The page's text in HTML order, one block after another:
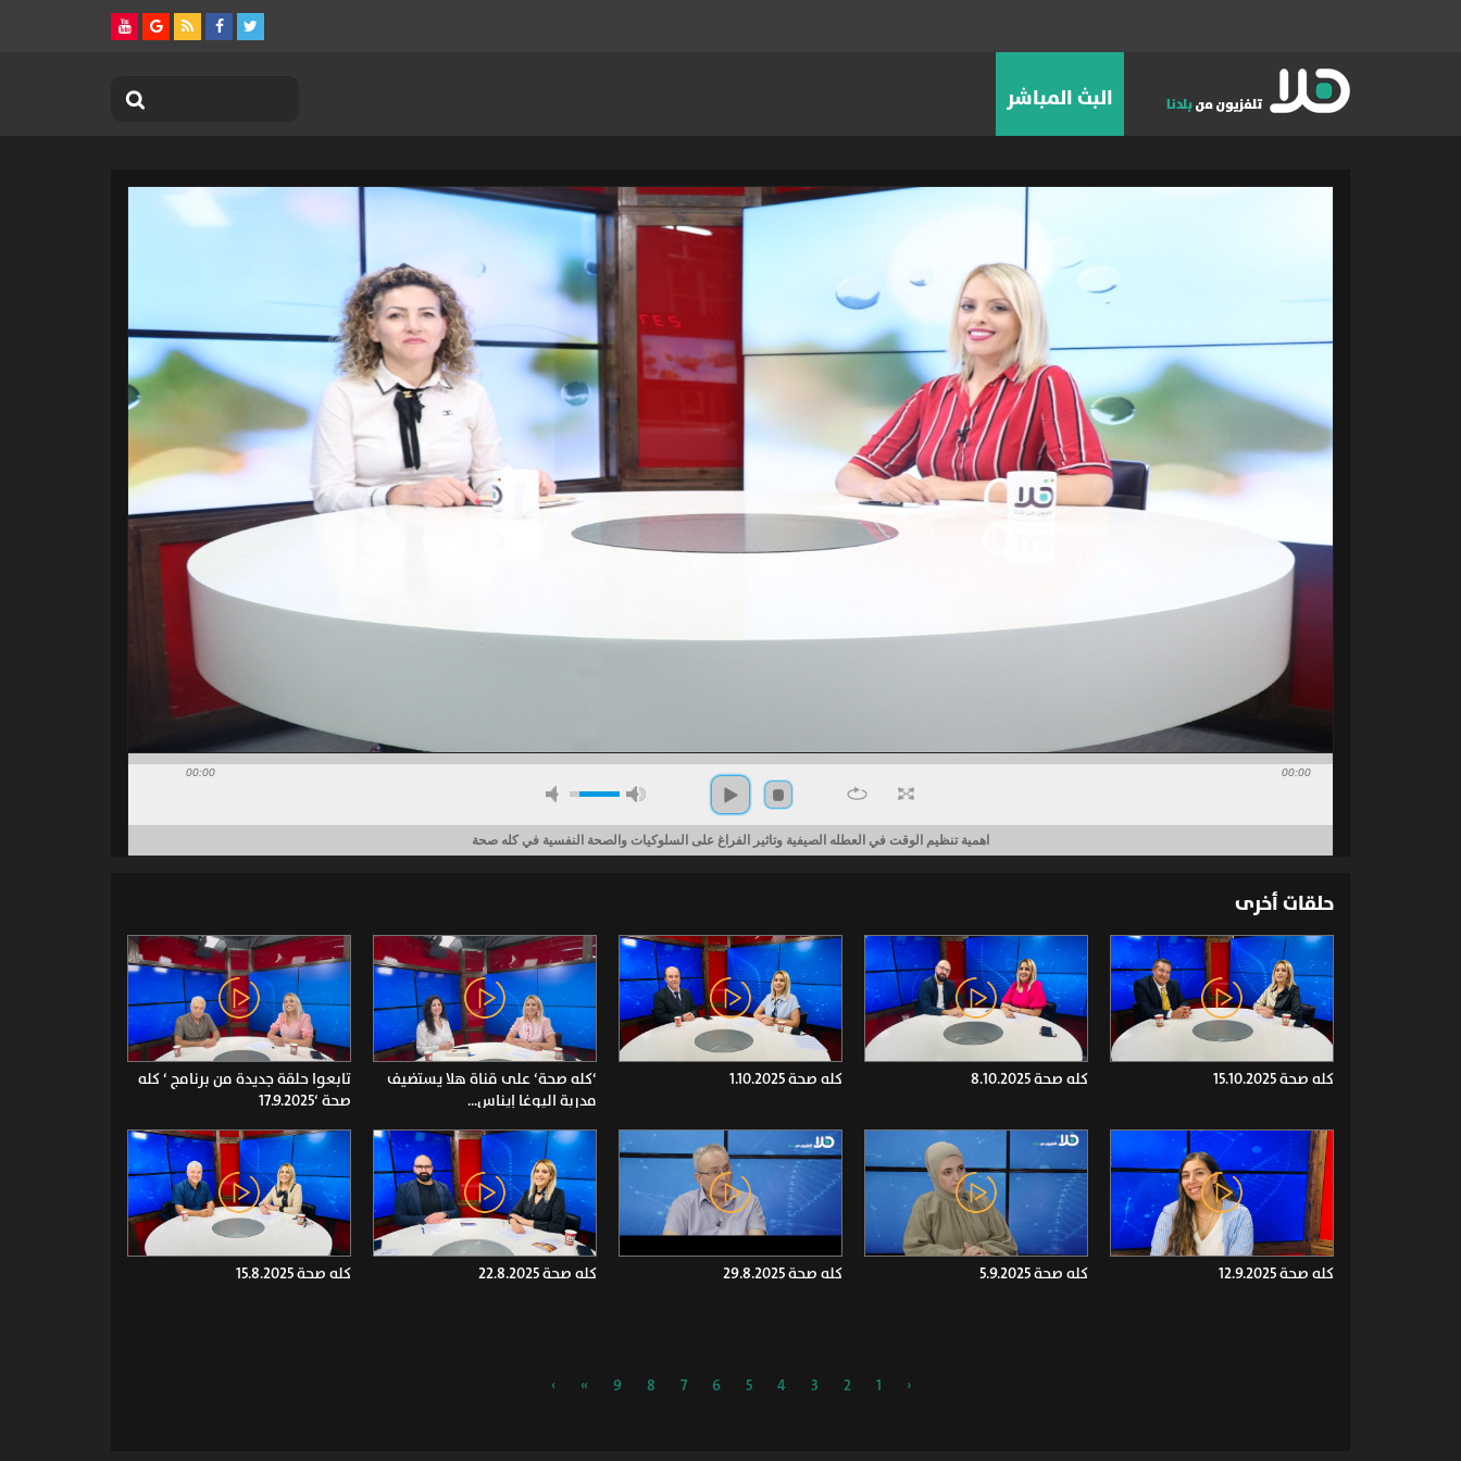
البث المباشر
00:00 00:00
اهمية تنظيم الوقت في العطله الصيفية وتاثير الفراغ على السلوكيات والصحة النفسية في كله صحة
حلقات أخرى
كله صحة 15.10.2025 كله صحة 8.10.2025 كله صحة 1.10.2025
‘كله صحة‘ على قناة هلا يستضيف
مدربة اليوغا إيناس...
تابعوا حلقة جديدة من برنامج ‘ كله
صحة ‘17.9.2025
كله صحة 12.9.2025 كله صحة 5.9.2025 كله صحة 29.8.2025 كله صحة 22.8.2025 كله صحة 15.8.2025
‹
1
2
3
4
5
6
7
8
9
»
›